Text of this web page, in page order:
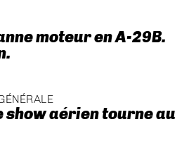
moteur en A-29B.
show aérien tourne au